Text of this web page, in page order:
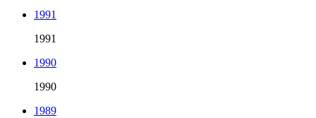
1991
1991
1990
1990
1989